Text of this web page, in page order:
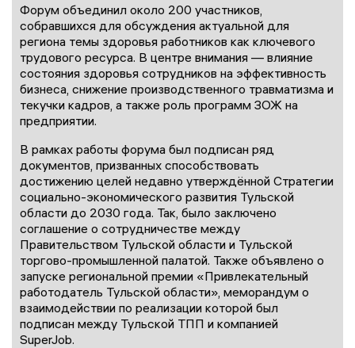
Форум объединил около 200 участников,
собравшихся для обсуждения актуальной для
региона темы здоровья работников как ключевого
трудового ресурса. В центре внимания — влияние
состояния здоровья сотрудников на эффективность
бизнеса, снижение производственного травматизма и
текучки кадров, а также роль программ ЗОЖ на
предприятии.
В рамках работы форума был подписан ряд
документов, призванных способствовать
достижению целей недавно утверждённой Стратегии
социально-экономического развития Тульской
области до 2030 года. Так, было заключено
соглашение о сотрудничестве между
Правительством Тульской области и Тульской
торгово-промышленной палатой. Также объявлено о
запуске региональной премии «Привлекательный
работодатель Тульской области», меморандум о
взаимодействии по реализации которой был
подписан между Тульской ТПП и компанией
SuperJob.